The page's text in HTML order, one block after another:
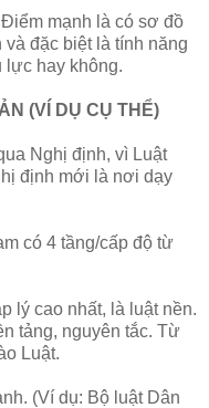
mạnh là có sơ đồ
đặc biệt là tính năng
lực hay không.
(VÍ DỤ CỤ THỂ)
Nghị định, vì Luật
định mới là nơi dạy
có 4 tầng/cấp độ từ
lý cao nhất, là luật nền.
tảng, nguyên tắc. Từ
Luật.
(Ví dụ: Bộ luật Dân